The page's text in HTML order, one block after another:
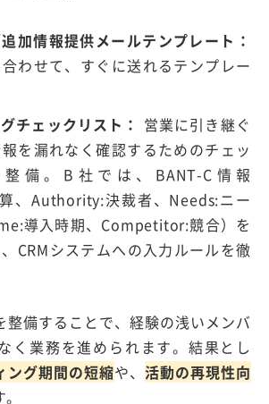
加情報提供メールテンプレート：
わせて、すぐに送れるテンプレー
チェックリスト： 営業に引き継ぐ
を漏れなく確認するためのチェッ
備。 B 社では、 BANT-C 情報
、Authority:決裁者、 Needs:ニー
導入時期、 Competitor:競合）を
CRM システムへの入力ルールを徹
整備することで、経験の浅いメンバ
く業務を進められます。結果とし
ング期間の短縮や、活動の再現性向